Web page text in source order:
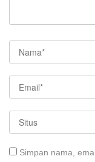
Simpan nama,